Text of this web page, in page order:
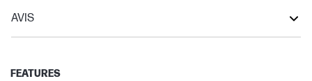
AVIS
OfficeJet Pro
FEATURES